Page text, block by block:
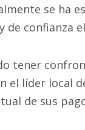
se ha
de confianza
tener
el líder local
de sus